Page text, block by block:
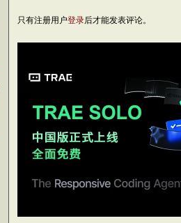
只有注册用户登录后才能发表评论。